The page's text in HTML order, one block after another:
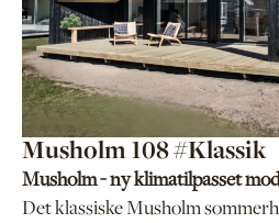
Musholm 108 #Klassik
Musholm - ny klimatilpasset
Det klassiske Musholm